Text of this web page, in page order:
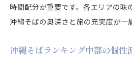
時間配分が重要です。各エリアの味
沖縄そばの奥深さと旅の充実度が一
沖縄そばランキング中部の個性